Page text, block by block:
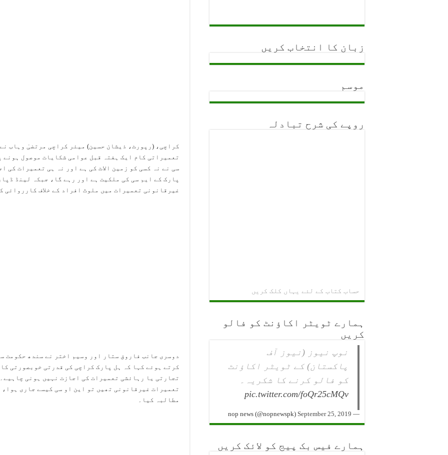
گیانچند ایسرانی کی زیر صدارت پی ڈی ایم اے بورڈ کا 24واں اجلاس، ڈیزاسٹر فنڈ کی سرمایہ کاری اور امدادی نظام مزید مؤثر بنانے کی منظوری
کراچی، (رپورٹ، ذیشان حسین) میئر کراچی مرتضیٰ وہاب
تعمیراتی کام ایک ہفتہ قبل عوامی شکایات موصول ہونے
سی نے نہ کسی کو زمین الاٹ کی ہے اور نہ ہی تعمیرات کی
پارک کے ایم سی کی ملکیت ہے اور رہے گا، جبکہ لینڈ
غیرقانونی تعمیرات میں ملوث افراد کے خلاف کارروائی
دوسری جانب فاروق ستار اور وسیم اختر نے سندھ حکومت
کرتے ہوئے کہا کہ ہل پارک کراچی کی قدرتی خوبصورتی
تجارتی یا رہائشی تعمیرات کی اجازت نہیں ہونی
تعمیرات غیرقانونی تھیں تو این او سی کیسے جاری ہوا،
مطالبہ کیا۔
زبان کا انتخاب کریں
موسم
روپے کی شرح تبادلہ
حساب کتاب کے لئے یہاں کلک کریں
ہمارے ٹویٹر اکاؤنٹ کو فالو
کریں
نوپ نیوز (نیوز آف
پاکستان) کے ٹویٹر اکاؤنٹ
کو فالو کرنے کا شکریہ۔
pic.twitter.com/foQr25cMQv
— nop news (@nopnewspk)
September 25, 2019
ہمارے فیس بک پیج کو لائک کریں